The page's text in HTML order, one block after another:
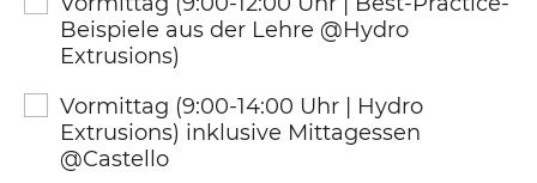
Beispiele aus der Lehre @Hydro
Extrusions)
Vormittag (9:00-14:00 Uhr | Hydro
Extrusions) inklusive Mittagessen
@Castello